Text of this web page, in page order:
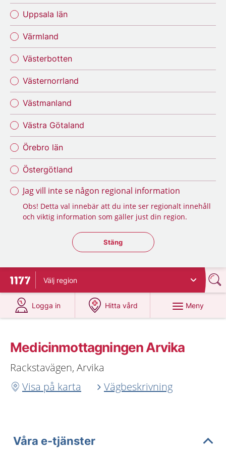
Uppsala län
Värmland
Västerbotten
Västernorrland
Västmanland
Västra Götaland
Örebro län
Östergötland
Jag vill inte se någon regional information
Obs! Detta val innebär att du inte ser regionalt innehåll
och viktig information som gäller just din region.
Stäng regionsväljaren
Stäng
Till startsidan för 1177
Välj region
Logga in
på 1177.se
Hitta vård
på 1177.se
Meny
Medicinmottagningen Arvika
Rackstavägen, Arvika
Visa på karta
Vägbeskrivning
Våra e-tjänster